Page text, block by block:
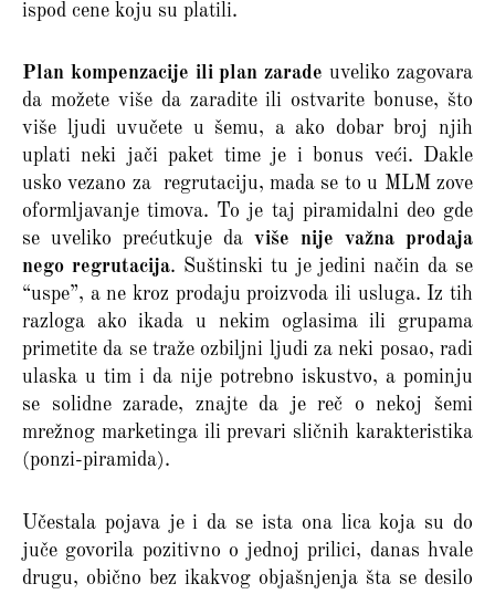
ispod cene koju su platili.
Plan kompenzacije ili plan zarade uveliko zagovara
da možete više da zaradite ili ostvarite bonuse, što
više ljudi uvučete u šemu, a ako dobar broj njih
uplati neki jači paket time je i bonus veći. Dakle
usko vezano za regrutaciju, mada se to u MLM zove
oformljavanje timova. To je taj piramidalni deo gde
se uveliko prećutkuje da više nije važna prodaja
nego regrutacija. Suštinski tu je jedini način da se
“uspe”, a ne kroz prodaju proizvoda ili usluga. Iz tih
razloga ako ikada u nekim oglasima ili grupama
primetite da se traže ozbiljni ljudi za neki posao, radi
ulaska u tim i da nije potrebno iskustvo, a pominju
se solidne zarade, znajte da je reč o nekoj šemi
mrežnog marketinga ili prevari sličnih karakteristika
(ponzi-piramida).
Učestala pojava je i da se ista ona lica koja su do
juče govorila pozitivno o jednoj prilici, danas hvale
drugu, obično bez ikakvog objašnjenja šta se desilo